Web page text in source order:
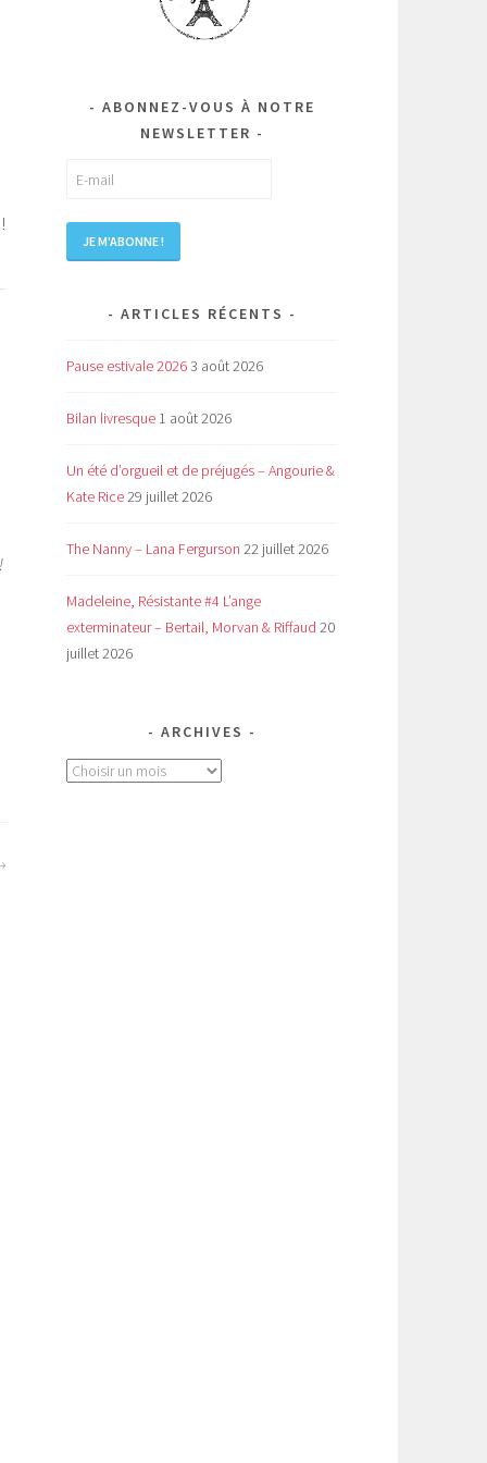
ABONNEZ-VOUS À NOTRE
NEWSLETTER
ARTICLES RÉCENTS
Pause estivale 20263 août 2026
Bilan livresque 1 août 2026
Un été d’orgueil et de préjugés – Angourie &
Kate Rice29 juillet 2026
The Nanny – Lana Fergurson 22 juillet 2026
Madeleine, Résistante #4 L’ange
exterminateur – Bertail, Morvan & Riffaud 20
juillet 2026
ARCHIVES
Archives